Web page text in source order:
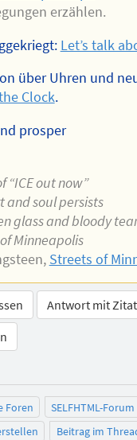
erzählen.
Let’s talk
über Uhren und
Clock.
prosper
“ICE out now”
and soul persists
glass and bloody
Minneapolis
Streets of
Antwort mit
Foren
SELFHTML-Forum
Beitrag im